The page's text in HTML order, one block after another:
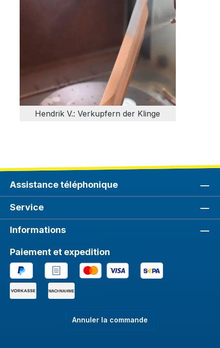
Hendrik V.: Verkupfern der Klinge
Assistance téléphonique
Service
Informations
Paiement et expedition
Annuler la commande